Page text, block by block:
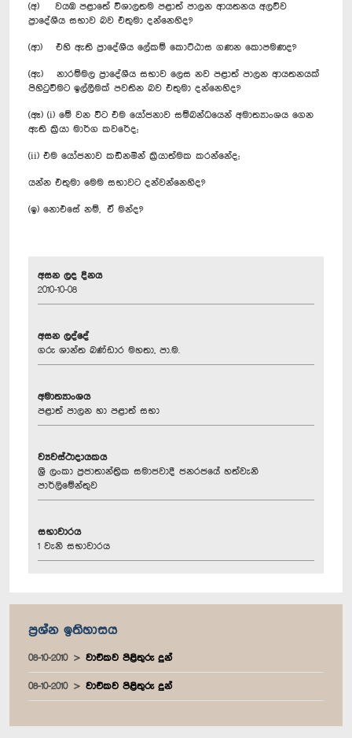
(අ) වයඹ පළාතේ විශාලතම පළාත් පාලන ආයතනය අලව්ව
ප්‍රාදේශීය සභාව බව එතුමා දන්නෙහිද?
(ආ) එහි ඇති ප්‍රාදේශීය ලේකම් කොට්ඨාස ගණන කොපමණද?
(ඇ) නාරම්මල ප්‍රාදේශීය සභාව ලෙස නව පළාත් පාලන ආයතනයක්
පිහිටුවීමට ඉල්ලීමක් පවතින බව එතුමා දන්නෙහිද?
(ඈ) (i) මේ වන විට එම යෝජනාව සම්බන්ධයෙන් අමාත්‍යාංශය ගෙන
ඇති ක්‍රියා මාර්ග කවරේද;
(ii) එම යෝජනාව කඩිනමින් ක්‍රියාත්මක කරන්නේද;
යන්න එතුමා මෙම සභාවට දන්වන්නෙහිද?
(ඉ) නොඑසේ නම්, ඒ මන්ද?
අසන ලද දිනය
2010-10-08
අසන ලද්දේ
ගරු ශාන්ත බණ්ඩාර මහතා, පා.ම.
අමාත්‍යාංශය
පළාත් පාලන හා පළාත් සභා
ව්‍යවස්ථාදායකය
ශ්‍රී ලංකා ප්‍රජාතාන්ත්‍රික සමාජවාදී ජනරජයේ හත්වැනි
පාර්ලිමේන්තුව
සභාවාරය
1 වැනි සභාවාරය
ප්‍රශ්න ඉතිහාසය
08-10-2010 වාචිකව පිළිතුරු දුන්
08-10-2010 වාචිකව පිළිතුරු දුන්